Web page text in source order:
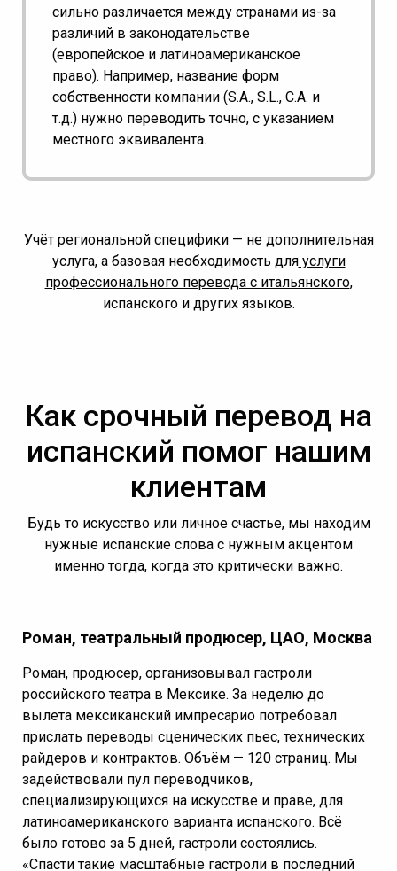
сильно различается между странами из-за
различий в законодательстве
(европейское и латиноамериканское
право). Например, название форм
собственности компании (S.A., S.L., C.A. и
т.д.) нужно переводить точно, с указанием
местного эквивалента.
Учёт региональной специфики — не дополнительная
услуга, а базовая необходимость дляуслуги
профессионального перевода с итальянского,
испанского и других языков.
Как срочный перевод на
испанский помог нашим
клиентам
Будь то искусство или личное счастье, мы находим
нужные испанские слова с нужным акцентом
именно тогда, когда это критически важно.
Роман, театральный продюсер, ЦАО, Москва
Роман, продюсер, организовывал гастроли
российского театра в Мексике. За неделю до
вылета мексиканский импресарио потребовал
прислать переводы сценических пьес, технических
райдеров и контрактов. Объём — 120 страниц. Мы
задействовали пул переводчиков,
специализирующихся на искусстве и праве, для
латиноамериканского варианта испанского. Всё
было готово за 5 дней, гастроли состоялись.
«Спасти такие масштабные гастроли в последний